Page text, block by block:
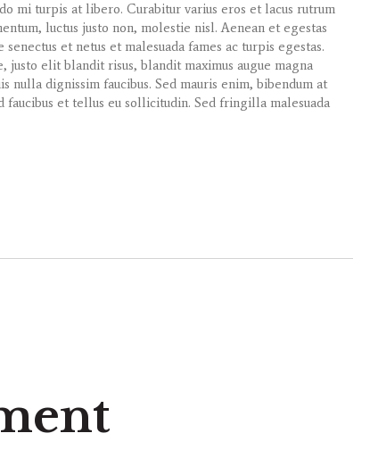
mi turpis at libero. Curabitur varius eros et lacus rutrum
luctus justo non, molestie nisl. Aenean et egestas
et netus et malesuada fames ac turpis egestas.
elit blandit risus, blandit maximus augue magna
nulla dignissim faucibus. Sed mauris enim, bibendum at
faucibus et tellus eu sollicitudin. Sed fringilla malesuada